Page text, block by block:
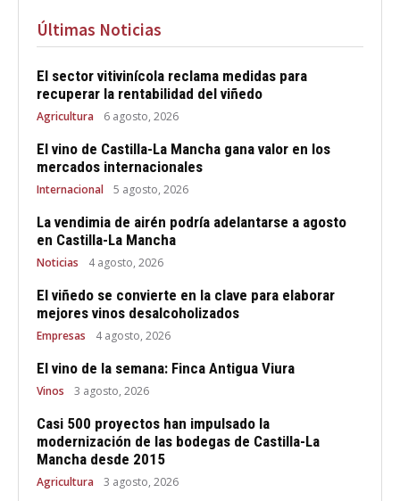
Últimas Noticias
El sector vitivinícola reclama medidas para
recuperar la rentabilidad del viñedo
Agricultura 6 agosto, 2026
El vino de Castilla-La Mancha gana valor en los
mercados internacionales
Internacional 5 agosto, 2026
La vendimia de airén podría adelantarse a agosto
en Castilla-La Mancha
Noticias 4 agosto, 2026
El viñedo se convierte en la clave para elaborar
mejores vinos desalcoholizados
Empresas 4 agosto, 2026
El vino de la semana: Finca Antigua Viura
Vinos 3 agosto, 2026
Casi 500 proyectos han impulsado la
modernización de las bodegas de Castilla-La
Mancha desde 2015
Agricultura 3 agosto, 2026